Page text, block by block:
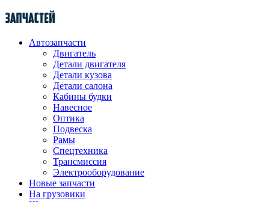
Автозапчасти
Двигатель
Детали двигателя
Детали кузова
Детали салона
Кабины будки
Навесное
Оптика
Подвеска
Рамы
Спецтехника
Трансмиссия
Электрооборудование
Новые запчасти
На грузовики